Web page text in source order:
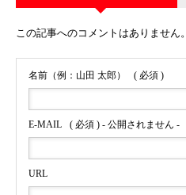
この記事へのコメントはありません。
名前（例：山田 太郎） ( 必須 )
E-MAIL ( 必須 ) - 公開されません -
URL